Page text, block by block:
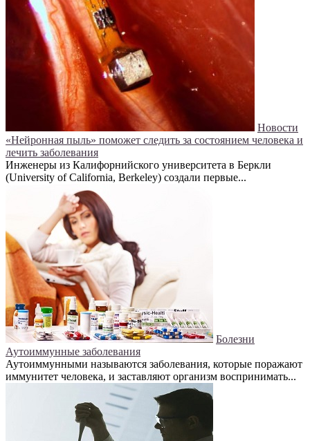
Новости
«Нейронная пыль» поможет следить за состоянием человека и
лечить заболевания
Инженеры из Калифорнийского университета в Беркли
(University of California, Berkeley) создали первые...
Болезни
Аутоиммунные заболевания
Аутоиммунными называются заболевания, которые поражают
иммунитет человека, и заставляют организм воспринимать...